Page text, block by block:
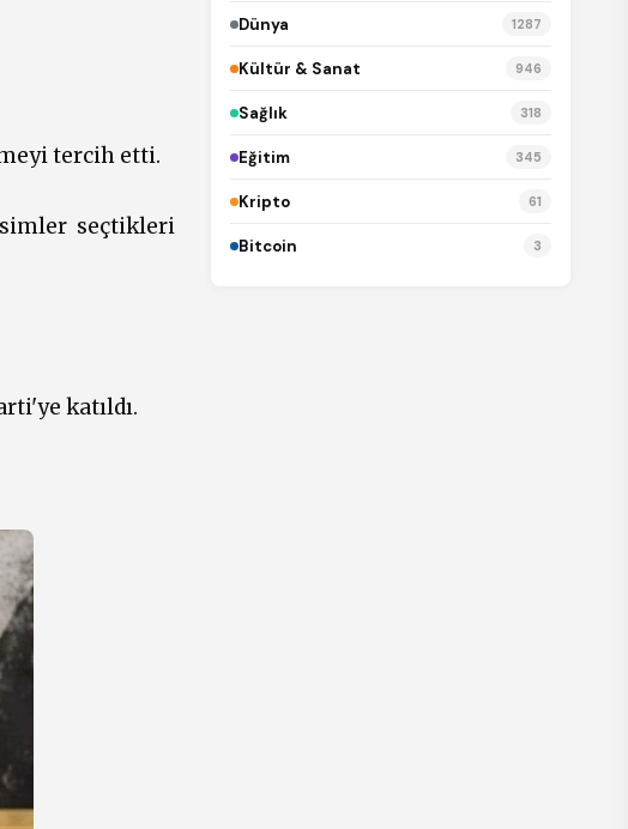
tercih etti.
seçtikleri
katıldı.
Dünya 1287
Kültür & Sanat 946
Sağlık 318
Eğitim 345
Kripto 61
Bitcoin 3